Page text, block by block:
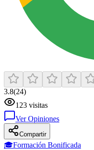
3.8(24)
123 visitas
Ver Opiniones
Compartir
🎓Formación Bonificada